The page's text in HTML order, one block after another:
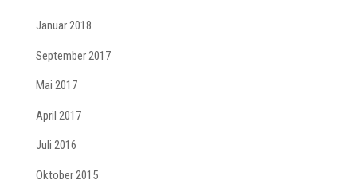
Januar 2018
September 2017
Mai 2017
April 2017
Juli 2016
Oktober 2015